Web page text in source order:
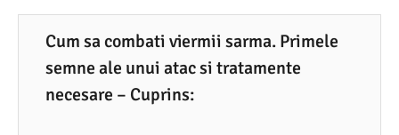
0
Cum sa combati viermii sarma. Primele
semne ale unui atac si tratamente
necesare – Cuprins: